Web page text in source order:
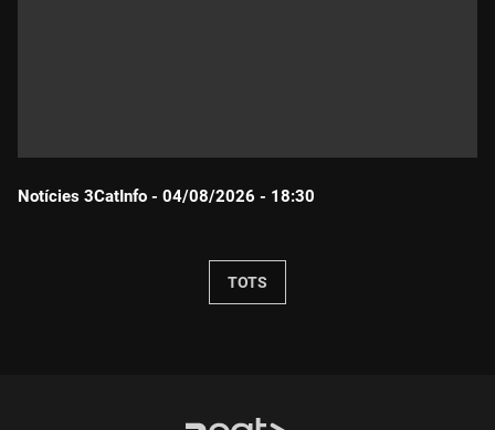
Notícies 3CatInfo - 04/08/2026 - 18:30
TOTS